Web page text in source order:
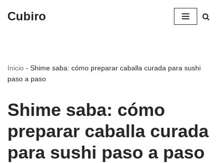
Cubiro
Inicio - Shime saba: cómo preparar caballa curada para sushi
paso a paso
Shime saba: cómo
preparar caballa curada
para sushi paso a paso